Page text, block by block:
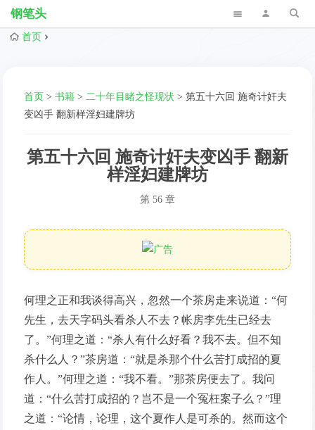
钢笔头
首页
首页 >书籍 >二十年目睹之怪现状 >第五十六回 施奇计奸夫
变凶手 翻新样淫妇建牌坊
第五十六回 施奇计奸夫变凶手 翻新
样淫妇建牌坊
第 56 章
何理之正和我谈得高兴，忽然一个茶房走来说道：“何
先生，去天字码头看杀人不去？帐房李先生已经去
了。”何理之道：“杀人有什么好看？我不去。但不知
杀什么人？”茶房道：“就是杀那个什么苦打成招的夏
作人。”何理之道：“我不看。”那茶房便去了。我问
道：“什么苦打成招的？岂不是一个冤枉案子么？”理
之道：“论情，论理，这个夏作人是可杀的。然而这个